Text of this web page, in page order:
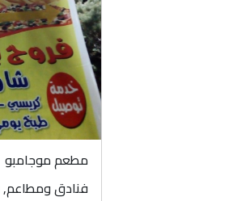
مطعم موجامبو
فنادق ومطاعم,